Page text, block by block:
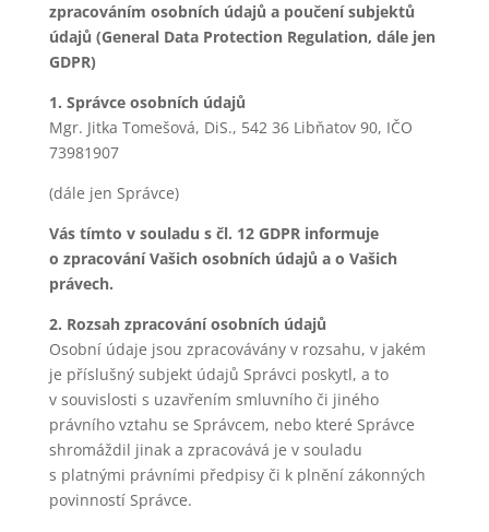
zpracováním osobních údajů a poučení subjektů
údajů (General Data Protection Regulation, dále jen
GDPR)
1. Správce osobních údajů
Mgr. Jitka Tomešová, DiS., 542 36 Libňatov 90, IČO
73981907
(dále jen Správce)
Vás tímto v souladu s čl. 12 GDPR informuje
o zpracování Vašich osobních údajů a o Vašich
právech.
2. Rozsah zpracování osobních údajů
Osobní údaje jsou zpracovávány v rozsahu, v jakém
je příslušný subjekt údajů Správci poskytl, a to
v souvislosti s uzavřením smluvního či jiného
právního vztahu se Správcem, nebo které Správce
shromáždil jinak a zpracovává je v souladu
s platnými právními předpisy či k plnění zákonných
povinností Správce.